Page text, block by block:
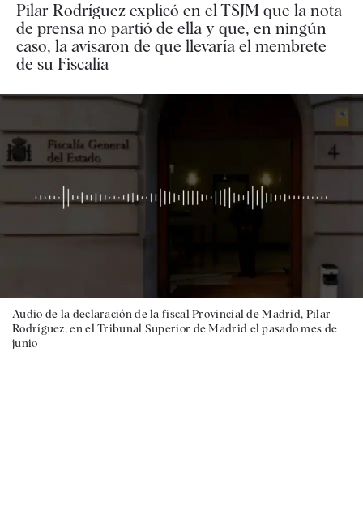
Pilar Rodríguez explicó en el TSJM que la nota
de prensa no partió de ella y que, en ningún
caso, la avisaron de que llevaría el membrete
de su Fiscalía
Audio de la declaración de la fiscal Provincial de Madrid, Pilar
Rodríguez, en el Tribunal Superior de Madrid el pasado mes de
junio